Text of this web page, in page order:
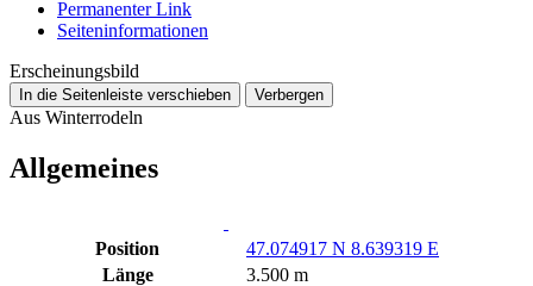
Permanenter Link
Seiten­­informationen
Erscheinungsbild
In die Seitenleiste verschieben Verbergen
Aus Winterrodeln
Allgemeines
Position
47.074917 N 8.639319 E
Länge
3.500 m